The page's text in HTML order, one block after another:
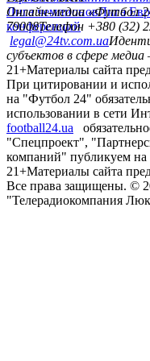
Лига чемпионовЛига
конференций
Онлайн-медиа «Футбол
79008Телефон +380 (32)
legal@24tv.com.ua
субъектов в сфере
21+Материалы сайта
При цитировании и
на "Футбол 24"
использовании в сети
football24.ua
"Спецпроект",
компаний" публикуем на
21+Материалы сайта
Все права защищены. ©
"Телерадиокомпания